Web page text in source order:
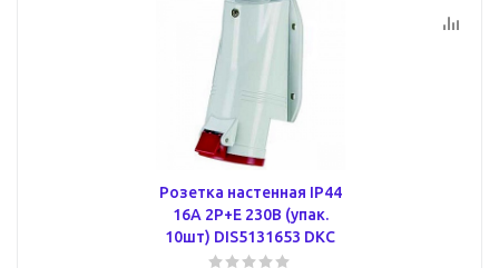
Розетка настенная IP44
16A 2P+E 230В (упак.
10шт) DIS5131653 DKC